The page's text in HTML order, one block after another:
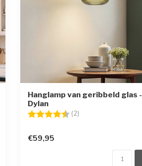
Hanglamp van geribbeld glas -
Dylan
Beoordeling: (2)
€59,95